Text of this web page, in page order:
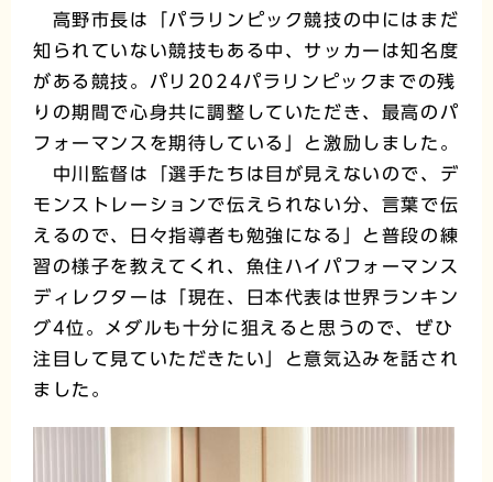
高野市長は「パラリンピック競技の中にはまだ
知られていない競技もある中、サッカーは知名度
がある競技。パリ2024パラリンピックまでの残
りの期間で心身共に調整していただき、最高のパ
フォーマンスを期待している」と激励しました。
中川監督は「選手たちは目が見えないので、デ
モンストレーションで伝えられない分、言葉で伝
えるので、日々指導者も勉強になる」と普段の練
習の様子を教えてくれ、魚住ハイパフォーマンス
ディレクターは「現在、日本代表は世界ランキン
グ4位。メダルも十分に狙えると思うので、ぜひ
注目して見ていただきたい」と意気込みを話され
ました。